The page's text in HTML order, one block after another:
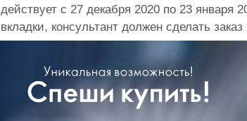
действует с 27 декабря 2020 по 23 января
вкладки, консультант должен сделать